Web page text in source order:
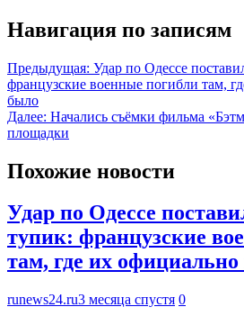
Навигация по записям
Предыдущая: Удар по Одессе
французские военные погибли там,
было
Далее: Начались съёмки фильма
площадки
Похожие новости
Удар по Одессе
тупик: французские
там, где их
runews24.ru3 месяца спустя 0